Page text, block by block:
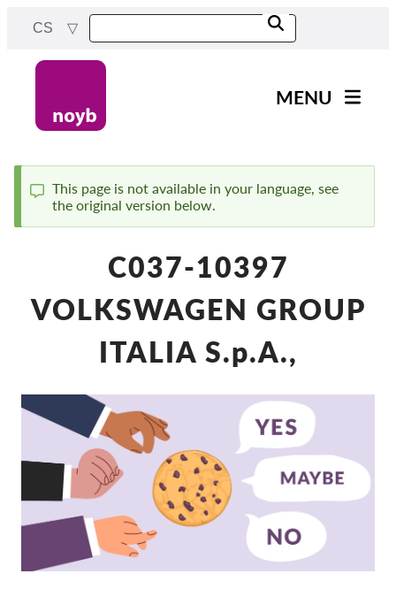
content
CS
navigation
MENU
orgánů
společnosti
Reports & Resources
Exercise your rights!
Pordporte nás!
Členství
Příspěvky
Sponzorství
Daňová uznatelnost
Status
message
This page is not available in your language, see
the original version below.
C037-10397
VOLKSWAGEN GROUP
ITALIA S.p.A.,